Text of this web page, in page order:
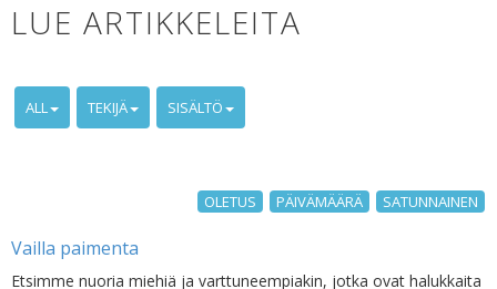
LUE ARTIKKELEITA
ALL TEKIJÄ SISÄLTÖ
OLETUS PÄIVÄMÄÄRÄ SATUNNAINEN
Vailla paimenta
Etsimme nuoria miehiä ja varttuneempiakin, jotka ovat halukkaita